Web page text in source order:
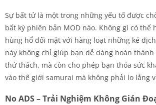
Sự bất tử là một trong những yếu tố được
bất kỳ phiên bản MOD nào. Không gì có thể
hùng hổ đối mặt với hàng loạt những kẻ
này không chỉ giúp bạn dễ dàng hoàn thành
thử thách, mà còn cho phép bạn thỏa sức
vào thế giới samurai mà không phải lo lắng
No ADS – Trải Nghiệm Không Gián